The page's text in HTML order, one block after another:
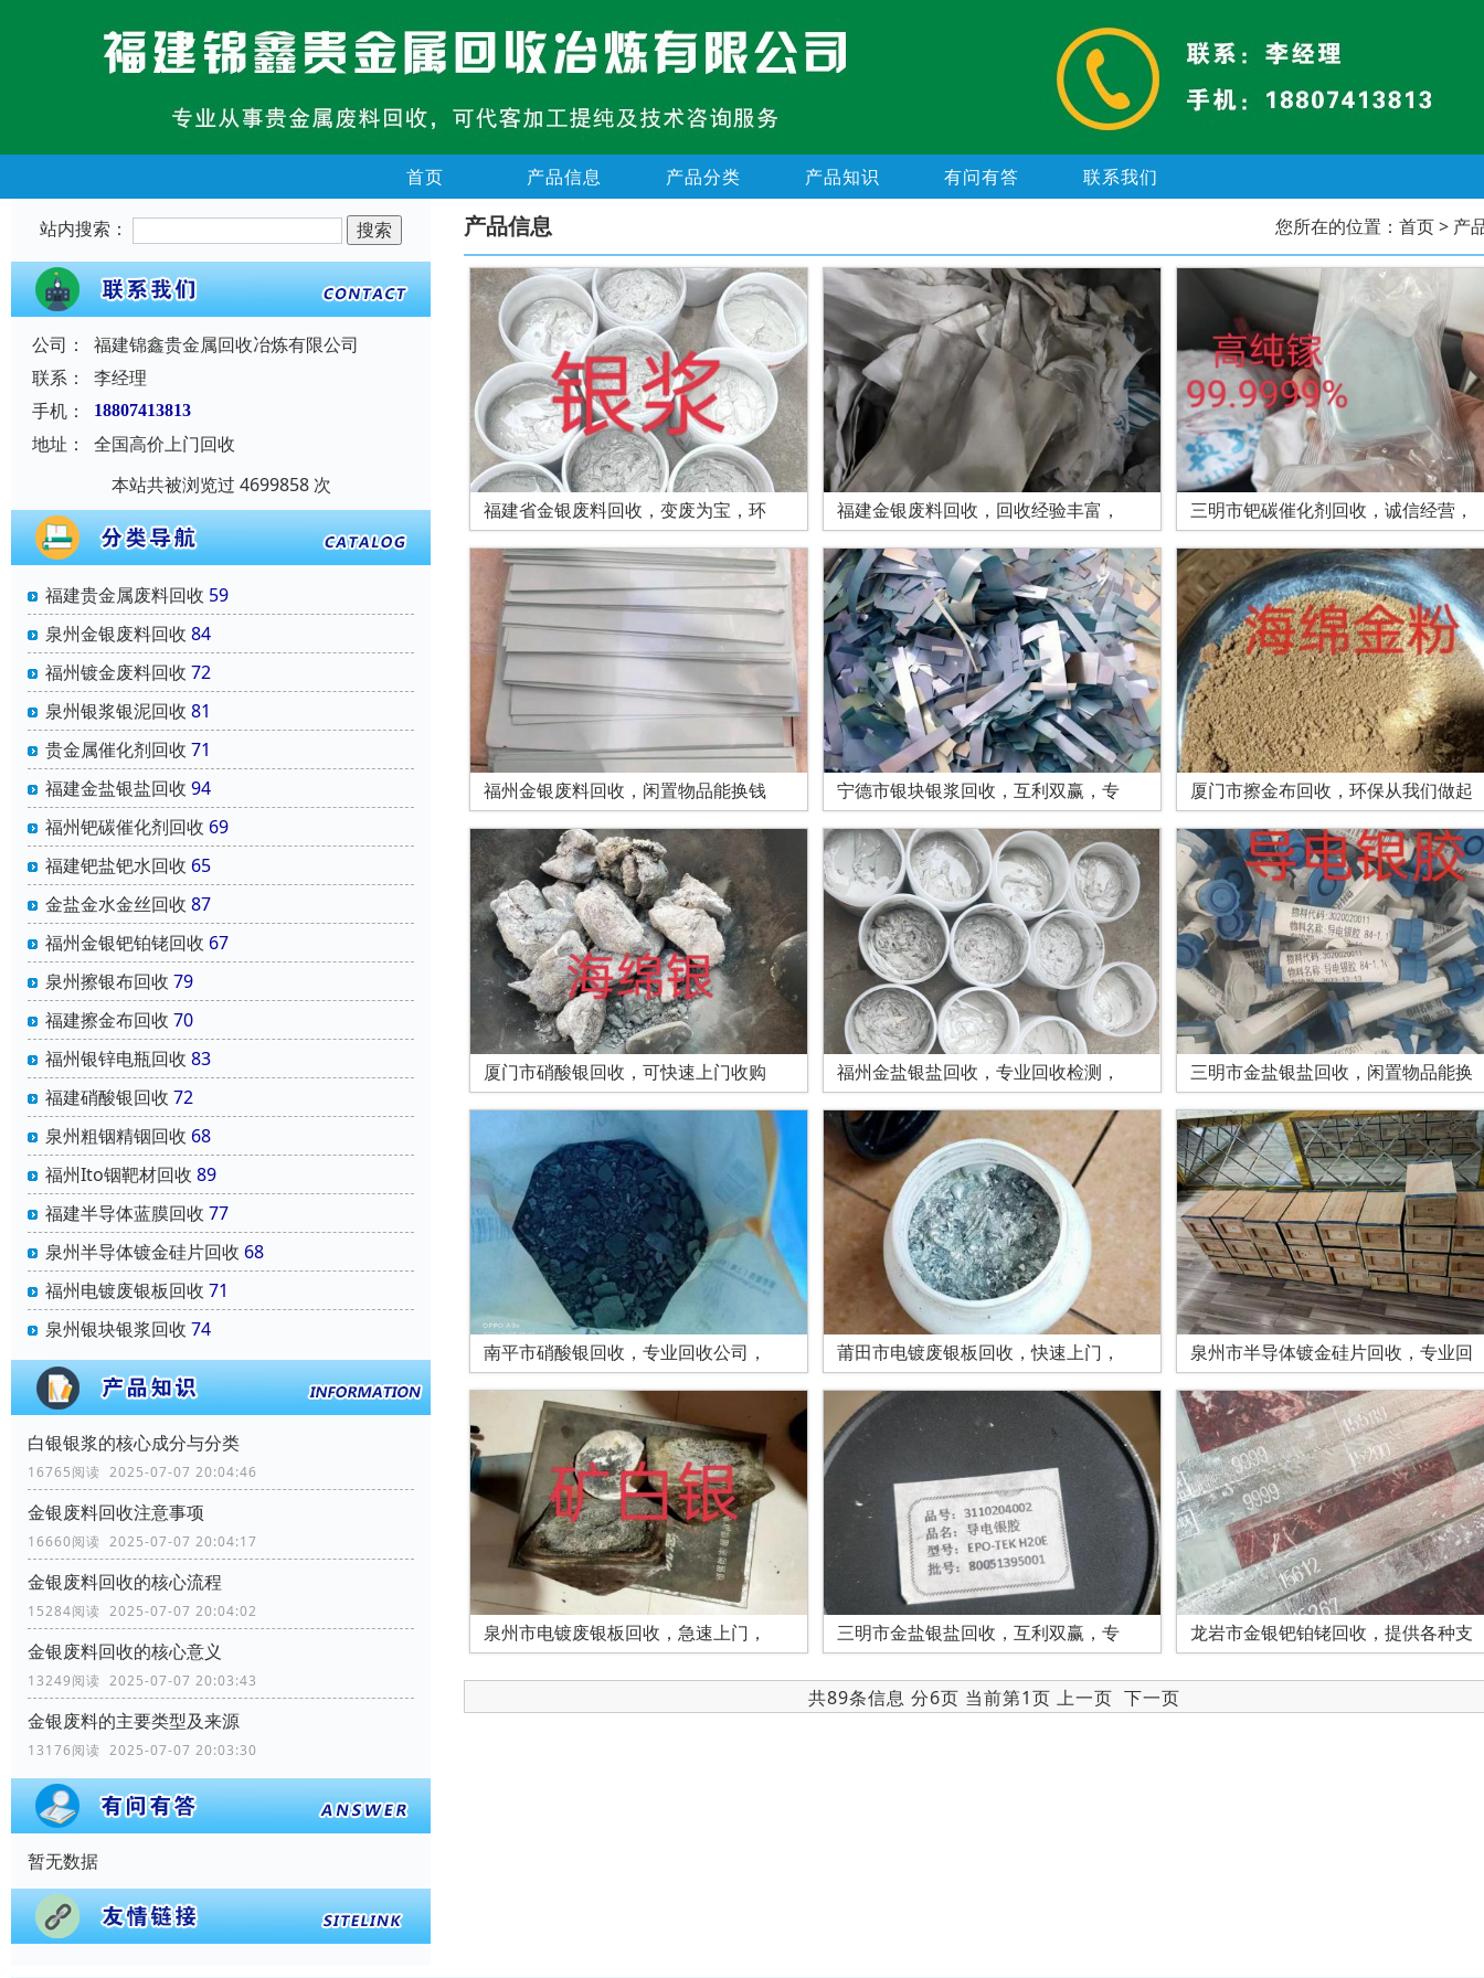
首页 产品信息 产品分类 产品知识 有问有答 联系我们
站内搜索：
公司：
福建锦鑫贵金属回收冶炼有限公司
联系：
李经理
手机：
18807413813
地址：
全国高价上门回收
本站共被浏览过 4699858 次
福建贵金属废料回收 59
泉州金银废料回收 84
福州镀金废料回收 72
泉州银浆银泥回收 81
贵金属催化剂回收 71
福建金盐银盐回收 94
福州钯碳催化剂回收 69
福建钯盐钯水回收 65
金盐金水金丝回收 87
福州金银钯铂铑回收 67
泉州擦银布回收 79
福建擦金布回收 70
福州银锌电瓶回收 83
福建硝酸银回收 72
泉州粗铟精铟回收 68
福州Ito铟靶材回收 89
福建半导体蓝膜回收 77
泉州半导体镀金硅片回收 68
福州电镀废银板回收 71
泉州银块银浆回收 74
白银银浆的核心成分与分类
16765阅读 2025-07-07 20:04:46
金银废料回收注意事项
16660阅读 2025-07-07 20:04:17
金银废料回收的核心流程
15284阅读 2025-07-07 20:04:02
金银废料回收的核心意义
13249阅读 2025-07-07 20:03:43
金银废料的主要类型及来源
13176阅读 2025-07-07 20:03:30
暂无数据
产品信息 您所在的位置： 首页> 产
福建省金银废料回收，变废为宝，环 福建金银废料回收，回收经验丰富， 三明市钯碳催化剂回收，诚信经营，
福州金银废料回收，闲置物品能换钱 宁德市银块银浆回收，互利双赢，专 厦门市擦金布回收，环保从我们做起
厦门市硝酸银回收，可快速上门收购 福州金盐银盐回收，专业回收检测， 三明市金盐银盐回收，闲置物品能换
南平市硝酸银回收，专业回收公司， 莆田市电镀废银板回收，快速上门， 泉州市半导体镀金硅片回收，专业回
泉州市电镀废银板回收，急速上门， 三明市金盐银盐回收，互利双赢，专 龙岩市金银钯铂铑回收，提供各种支
共89条信息 分6页 当前第1页 上一页 下一页